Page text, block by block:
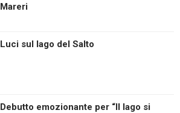
Mareri
Luci sul lago del Salto
Debutto emozionante per “Il lago si